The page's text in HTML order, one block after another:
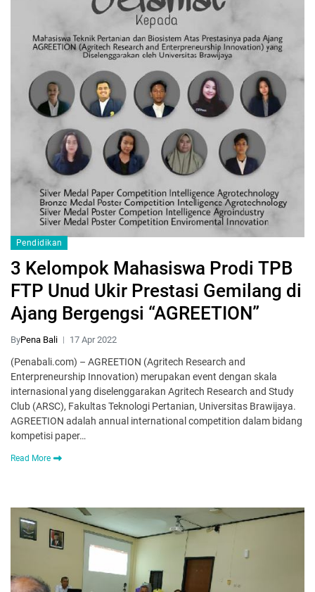
Pendidikan
3 Kelompok Mahasiswa Prodi TPB
FTP Unud Ukir Prestasi Gemilang di
Ajang Bergengsi “AGREETION”
ByPena Bali 17 Apr 2022
(Penabali.com) – AGREETION (Agritech Research and
Enterpreneurship Innovation) merupakan event dengan skala
internasional yang diselenggarakan Agritech Research and Study
Club (ARSC), Fakultas Teknologi Pertanian, Universitas Brawijaya.
AGREETION adalah annual international competition dalam bidang
kompetisi paper…
Read More